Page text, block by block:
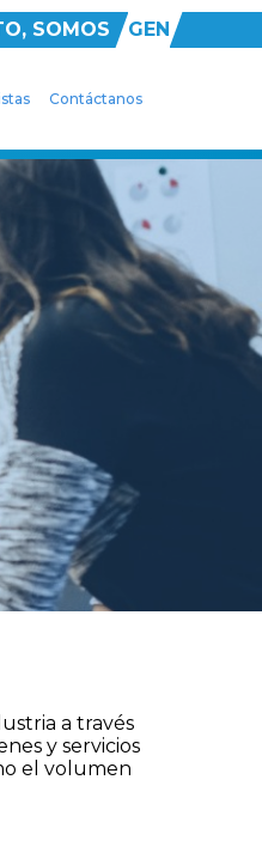
SOMOS GEN
Contáctanos
a través
y servicios
el volumen